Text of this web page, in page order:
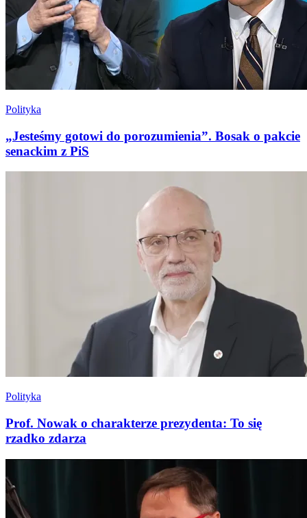
Polityka
„Jesteśmy gotowi do porozumienia”. Bosak o pakcie
senackim z PiS
Polityka
Prof. Nowak o charakterze prezydenta: To się
rzadko zdarza